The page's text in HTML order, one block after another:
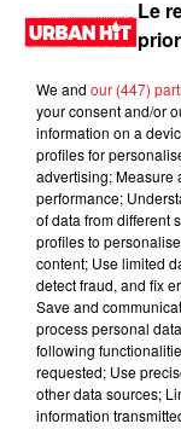
0:00
2 juillet 2026 - 2
URBANNEWS
Urban News est
informé de tout ce
93. Il est
Le
We and our (447)
your consent and/or
information on a
profiles for
advertising; Measure
performance;
of data from different
profiles to
content; Use limited
detect fraud, and fix
Save and
process personal
following
requested; Use
other data sources;
information